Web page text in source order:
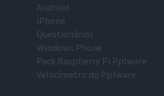
Android
iPhone
Questionários
Windows Phone
Pack Raspberry Pi Pplware
Velocímetro do Pplware